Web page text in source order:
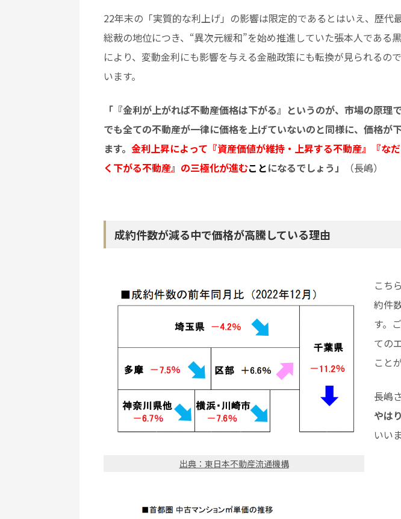
22年末の「実質的な利上げ」の影響は限定的であるとはいえ、歴代
総裁の地位につき、“異次元緩和”を始め推進していた張本人である
により、変動金利にも影響を与える金融政策にも転換が見られるの
います。
「『金利が上がれば不動産価格は下がる』というのが、市場の原理
でも全ての不動産が一律に価格を上げていないのと同様に、価格が
ます。 金利上昇によって『資産価値が維持・上昇する不動産』『な
く下がる不動産』の三極化が進むことになるでしょう」 （長嶋）
成約件数が減る中で価格が高騰している理由
出典：東日本不動産流通機構
こち
約件
す。
ての
こと
長嶋
やは
いい